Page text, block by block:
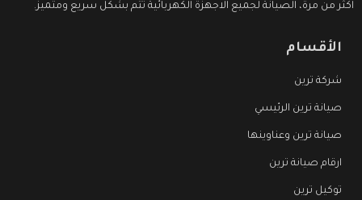
اكثر من مرة، الصيانة لجميع الاجهزة الكهربائية تتم بشكل سريع ومتميز.
الأقسام
شركة ترين
صيانة ترين الرئيسي
صيانة ترين وعناوينها
ارقام صيانة ترين
توكيل ترين